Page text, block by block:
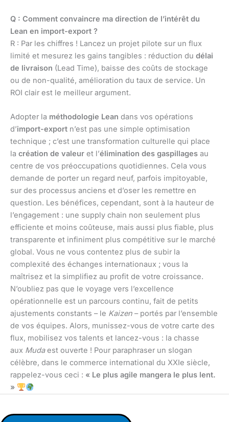
Q : Comment convaincre ma direction de l’intérêt du
Lean en import-export ?
R : Par les chiffres ! Lancez un projet pilote sur un flux
limité et mesurez les gains tangibles : réduction du délai
de livraison (Lead Time), baisse des coûts de stockage
ou de non-qualité, amélioration du taux de service. Un
ROI clair est le meilleur argument.
Adopter la méthodologie Lean dans vos opérations
d’import-export n’est pas une simple optimisation
technique ; c’est une transformation culturelle qui place
la création de valeur et l’élimination des gaspillages au
centre de vos préoccupations quotidiennes. Cela vous
demande de porter un regard neuf, parfois impitoyable,
sur des processus anciens et d’oser les remettre en
question. Les bénéfices, cependant, sont à la hauteur de
l’engagement : une supply chain non seulement plus
efficiente et moins coûteuse, mais aussi plus fiable, plus
transparente et infiniment plus compétitive sur le marché
global. Vous ne vous contentez plus de subir la
complexité des échanges internationaux ; vous la
maîtrisez et la simplifiez au profit de votre croissance.
N’oubliez pas que le voyage vers l’excellence
opérationnelle est un parcours continu, fait de petits
ajustements constants – le Kaizen – portés par l’ensemble
de vos équipes. Alors, munissez-vous de votre carte des
flux, mobilisez vos talents et lancez-vous : la chasse
aux Mudaest ouverte ! Pour paraphraser un slogan
célèbre, dans le commerce international du XXIe siècle,
rappelez-vous ceci : « Le plus agile mangera le plus lent.
»